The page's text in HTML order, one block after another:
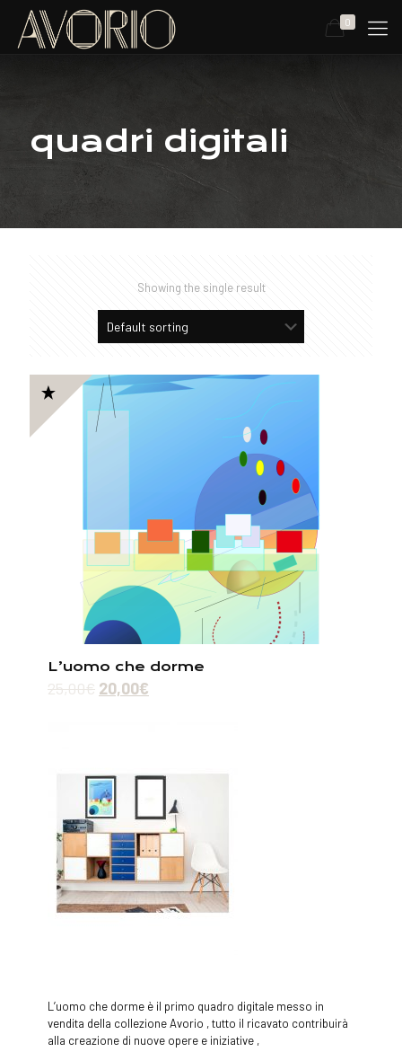
0
quadri digitali
Showing the single result
L’uomo che dorme
25,00€ 20,00€
L’uomo che dorme è il primo quadro digitale messo in
vendita della collezione Avorio , tutto il ricavato contribuirà
alla creazione di nuove opere e iniziative ,